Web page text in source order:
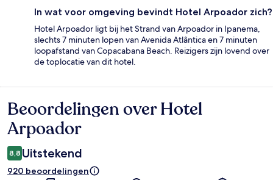
In wat voor omgeving bevindt Hotel Arpoador zich?
Hotel Arpoador ligt bij het Strand van Arpoador in Ipanema,
slechts 7 minuten lopen van Avenida Atlântica en 7 minuten
loopafstand van Copacabana Beach. Reizigers zijn lovend over
de toplocatie van dit hotel.
Beoordelingen
Beoordelingen over Hotel
Arpoador
8,8 Uitstekend
920 beoordelingen